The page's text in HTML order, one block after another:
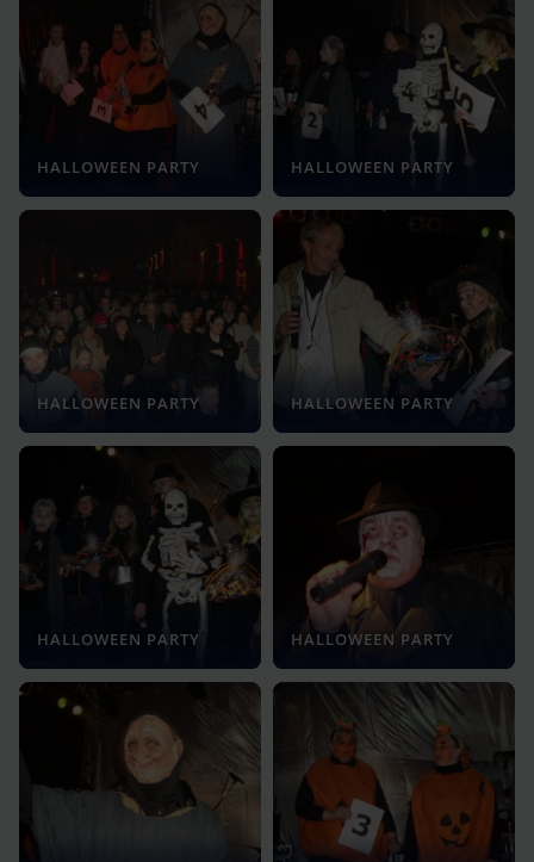
HALLOWEEN PARTY HALLOWEEN PARTY
HALLOWEEN PARTY HALLOWEEN PARTY
HALLOWEEN PARTY HALLOWEEN PARTY